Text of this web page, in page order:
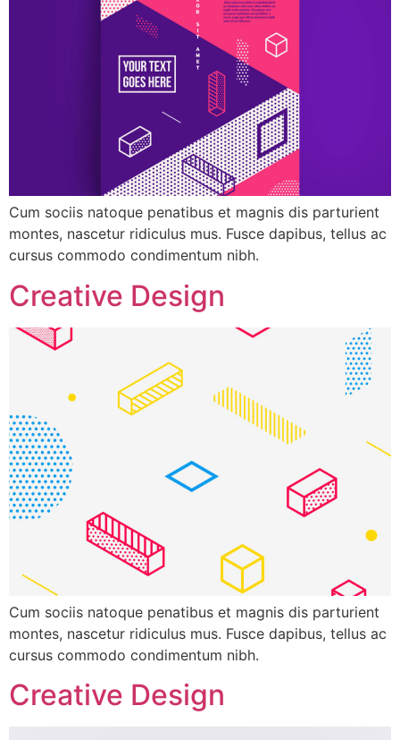
Cum sociis natoque penatibus et magnis dis parturient
montes, nascetur ridiculus mus. Fusce dapibus, tellus ac
cursus commodo condimentum nibh.
Creative Design
Cum sociis natoque penatibus et magnis dis parturient
montes, nascetur ridiculus mus. Fusce dapibus, tellus ac
cursus commodo condimentum nibh.
Creative Design